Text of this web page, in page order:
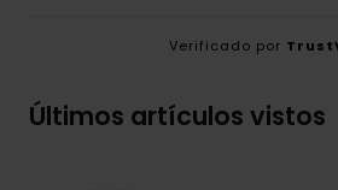
Verificado por
Últimos artículos vistos